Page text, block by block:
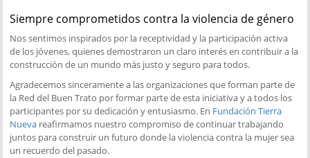
Siempre comprometidos contra la violencia de género
Nos sentimos inspirados por la receptividad y la participación activa
de los jóvenes, quienes demostraron un claro interés en contribuir a la
construcción de un mundo más justo y seguro para todos.
Agradecemos sinceramente a las organizaciones que forman parte de
la Red del Buen Trato por formar parte de esta iniciativa y a todos los
participantes por su dedicación y entusiasmo. En Fundación Tierra
Nueva reafirmamos nuestro compromiso de continuar trabajando
juntos para construir un futuro donde la violencia contra la mujer sea
un recuerdo del pasado.